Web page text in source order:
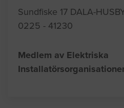
Sundfiske 17 DALA-
0225 - 41230
Medlem av Elektriska